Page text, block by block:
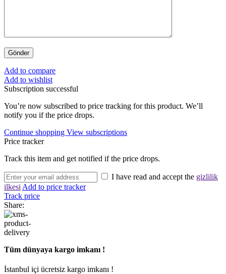
Add to compare
Add to wishlist
Subscription successful
You’re now subscribed to price tracking for this product. We’ll
notify you if the price drops.
Continue shopping View subscriptions
Price tracker
Track this item and get notified if the price drops.
I have read and accept the gizlilik
ilkesiAdd to price tracker
Track price
Share:
Tüm dünyaya kargo imkanı !
İstanbul içi ücretsiz kargo imkanı !